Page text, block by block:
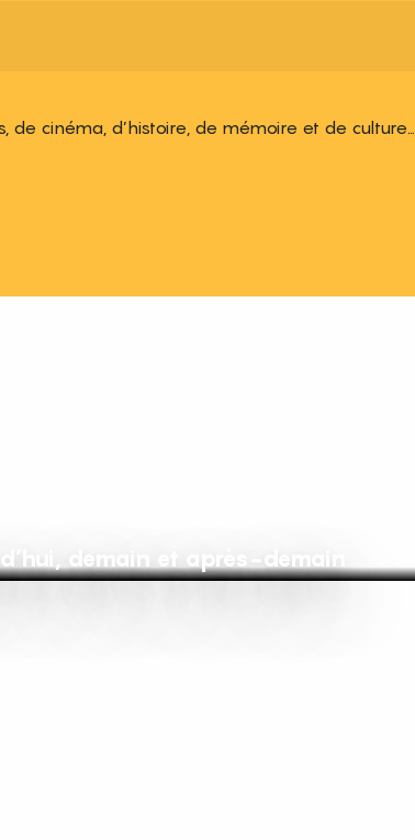
de cinéma, d’histoire, de mémoire et de culture…
demain et après-demain